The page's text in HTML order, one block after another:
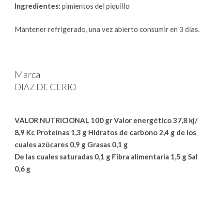
Ingredientes: pimientos del piquillo
Mantener refrigerado, una vez abierto consumir en 3 días.
Marca
DIAZ DE CERIO
VALOR NUTRICIONAL 100 grValor energético 37,8 kj/
8,9 Kc Proteínas 1,3 g Hidratos de carbono 2,4 g de los
cuales azúcares 0,9 g Grasas 0,1 g
De las cuales saturadas 0,1 g Fibra alimentaria 1,5 gSal
0,6 g